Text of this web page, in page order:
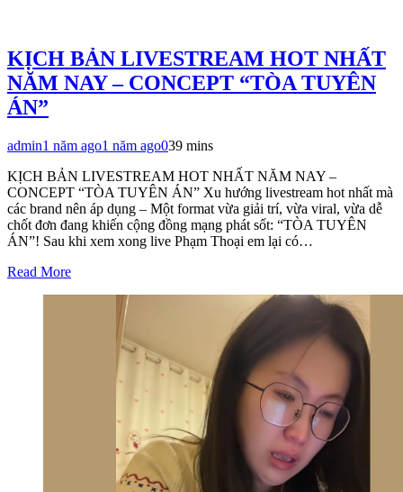
KỊCH BẢN LIVESTREAM HOT NHẤT
NĂM NAY – CONCEPT “TÒA TUYÊN
ÁN”
admin1 năm ago1 năm ago039 mins
KỊCH BẢN LIVESTREAM HOT NHẤT NĂM NAY –
CONCEPT “TÒA TUYÊN ÁN” Xu hướng livestream hot nhất mà
các brand nên áp dụng – Một format vừa giải trí, vừa viral, vừa dễ
chốt đơn đang khiến cộng đồng mạng phát sốt: “TÒA TUYÊN
ÁN”! Sau khi xem xong live Phạm Thoại em lại có…
Read More